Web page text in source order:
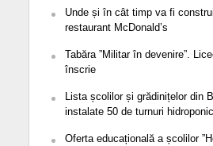
Unde și în cât timp va fi
restaurant McDonald’s
Tabăra ”Militar în devenire”.
înscrie
Lista școlilor și grădinițelor din
instalate 50 de turnuri
Oferta educațională a școlilor